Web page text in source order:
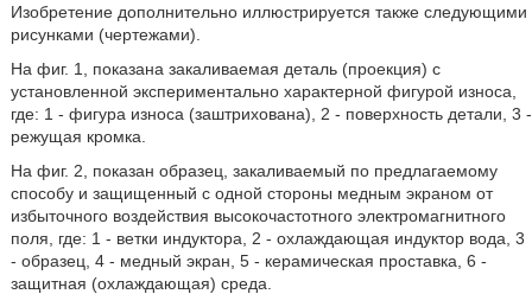
Изобретение дополнительно иллюстрируется также следующими
рисунками (чертежами).
На фиг. 1, показана закаливаемая деталь (проекция) с
установленной экспериментально характерной фигурой износа,
где: 1 - фигура износа (заштрихована), 2 - поверхность детали, 3 -
режущая кромка.
На фиг. 2, показан образец, закаливаемый по предлагаемому
способу и защищенный с одной стороны медным экраном от
избыточного воздействия высокочастотного электромагнитного
поля, где: 1 - ветки индуктора, 2 - охлаждающая индуктор вода, 3
- образец, 4 - медный экран, 5 - керамическая проставка, 6 -
защитная (охлаждающая) среда.